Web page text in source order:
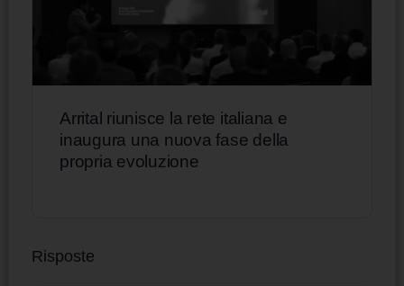
Arrital riunisce la rete italiana e
inaugura una nuova fase della
propria evoluzione
Risposte